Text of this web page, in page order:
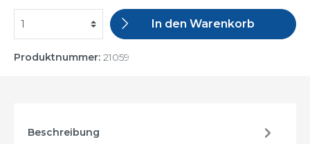
In den Warenkorb
Produktnummer: 21059
Beschreibung